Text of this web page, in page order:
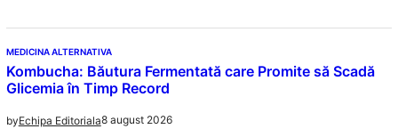
MEDICINA ALTERNATIVA
Kombucha: Băutura Fermentată care Promite să Scadă
Glicemia în Timp Record
byEchipa Editoriala8 august 2026